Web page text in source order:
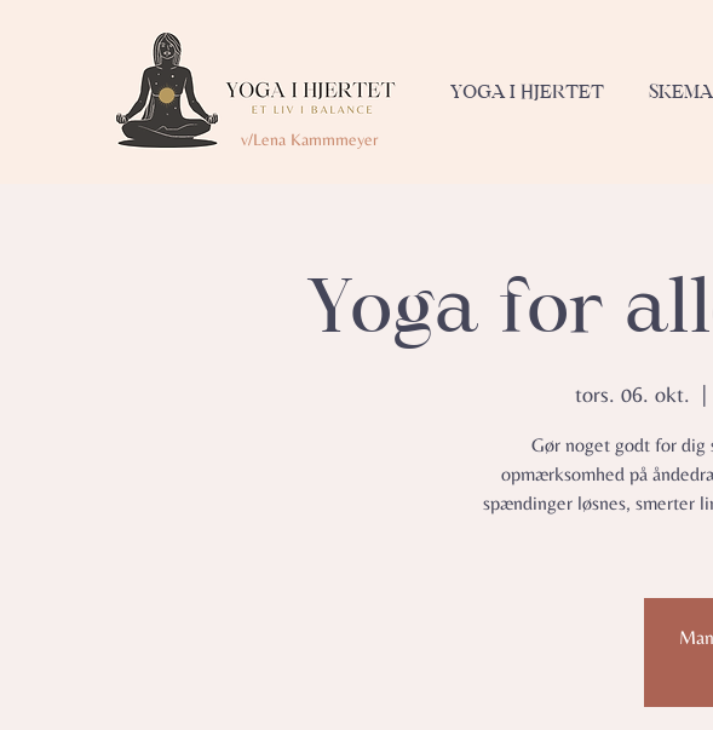
v/Lena Kammmeyer
YOGA I HJERTET SKEMA
Yoga for
tors. 06. okt.
Gør noget godt for dig
opmærksomhed på
spændinger løsnes, smerter